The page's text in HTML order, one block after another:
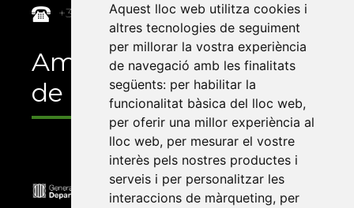
Aquest lloc web utilitza cookies i
altres tecnologies de seguiment
per millorar la vostra experiència
de navegació amb les finalitats
següents: per habilitar la
funcionalitat bàsica del lloc web,
per oferir una millor experiència al
lloc web, per mesurar el vostre
interès pels nostres productes i
serveis i per personalitzar les
interaccions de màrqueting, per
+34 964 72 89 93
Amb el suport
de